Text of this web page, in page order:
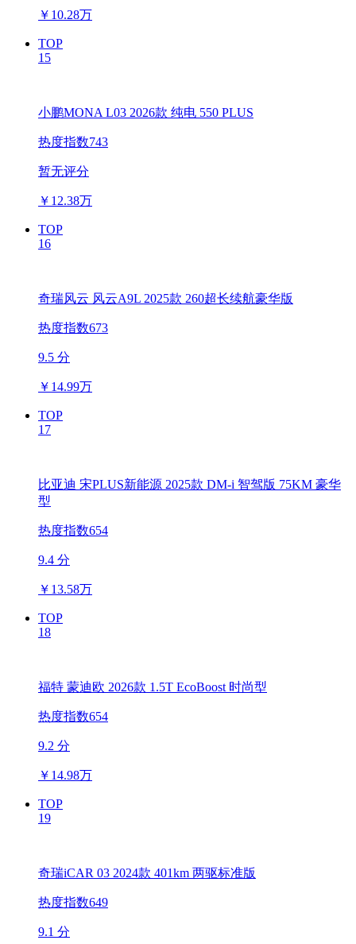
￥ 10.28万
TOP
15
小鹏MONA L03 2026款 纯电 550 PLUS
热度指数743
暂无评分
￥ 12.38万
TOP
16
奇瑞风云 风云A9L 2025款 260超长续航豪华版
热度指数673
9.5 分
￥ 14.99万
TOP
17
比亚迪 宋PLUS新能源 2025款 DM-i 智驾版 75KM 豪华
型
热度指数654
9.4 分
￥ 13.58万
TOP
18
福特 蒙迪欧 2026款 1.5T EcoBoost 时尚型
热度指数654
9.2 分
￥ 14.98万
TOP
19
奇瑞iCAR 03 2024款 401km 两驱标准版
热度指数649
9.1 分